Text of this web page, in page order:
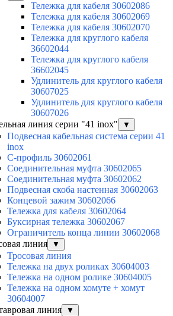
Тележка для кабеля 30602086
Тележка для кабеля 30602069
Тележка для кабеля 30602070
Тележка для круглого кабеля
36602044
Тележка для круглого кабеля
36602045
Удлинитель для круглого кабеля
30607025
Удлинитель для круглого кабеля
30607026
линия серии "41 inox"
▼
Подвесная кабельная система серии 41
inox
C-профиль 30602061
Соединительная муфта 30602065
Соединительная муфта 30602062
Подвесная скоба настенная 30602063
Концевой зажим 30602066
Тележка для кабеля 30602064
Буксирная тележка 30602067
Ограничитель конца линии 30602068
линия
▼
Тросовая линия
Тележка на двух роликах 30604003
Тележка на одном ролике 30604005
Тележка на одном хомуте + хомут
30604007
линия
▼